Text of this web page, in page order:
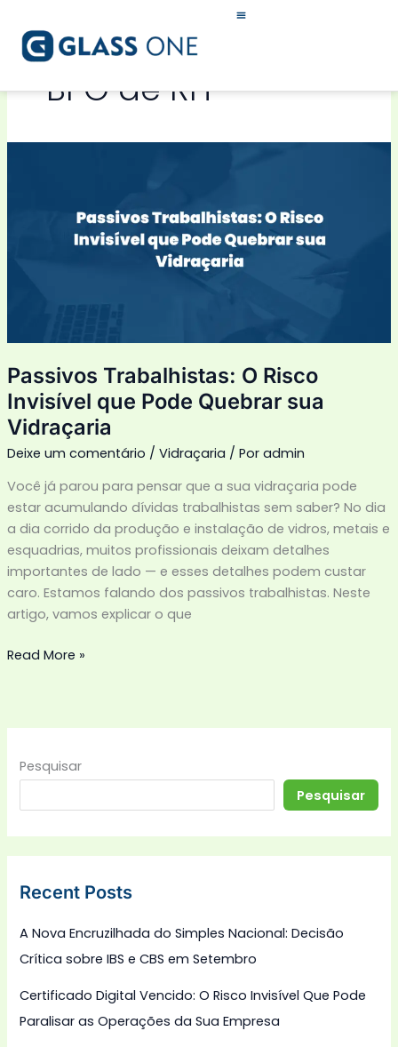
para
BPO de RH
Passivos Trabalhistas: O Risco
Invisível que Pode Quebrar sua
Vidraçaria
Deixe um comentário / Vidraçaria / Por admin
Você já parou para pensar que a sua vidraçaria pode
estar acumulando dívidas trabalhistas sem saber? No dia
a dia corrido da produção e instalação de vidros, metais e
esquadrias, muitos profissionais deixam detalhes
importantes de lado — e esses detalhes podem custar
caro. Estamos falando dos passivos trabalhistas. Neste
artigo, vamos explicar o que
Vidraçaria
Read More »
Pesquisar
Pesquisar
Recent Posts
A Nova Encruzilhada do Simples Nacional: Decisão
Crítica sobre IBS e CBS em Setembro
Certificado Digital Vencido: O Risco Invisível Que Pode
Paralisar as Operações da Sua Empresa